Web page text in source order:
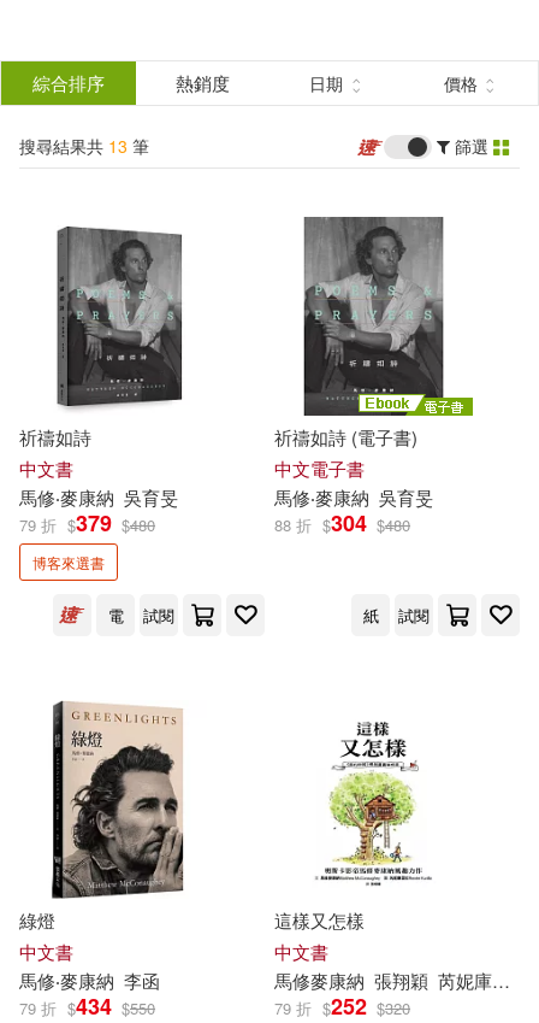
結
分類 (單選)
所有商品(13) 圖書(5)
影音(5) 電子書(3)
作者 (可複選)
馬修‧麥康納(6)
馬修麥康納(1)
（美）馬修·麥康納(1)
出版社 (可複選)
堡壘文化(6) 華納兄弟影業(3)
勁藝(1)
浙江人民出版社(1)
綜合排序 熱銷度 日期 價格
搜尋結果共 13 筆 篩選
祈禱如詩
中文書
馬修‧麥康納 吳育旻
79 折 $379 $480
博客來選書
電 試閱
祈禱如詩 (電子書)
中文電子書
馬修‧麥康納 吳育旻
88 折 $304 $480
紙 試閱
綠燈
中文書
馬修‧麥康納 李函
79 折 $434 $550
這樣又怎樣
中文書
馬修麥康納 張翔穎 芮妮庫里拉（Renée Kurilla）
79 折 $252 $320